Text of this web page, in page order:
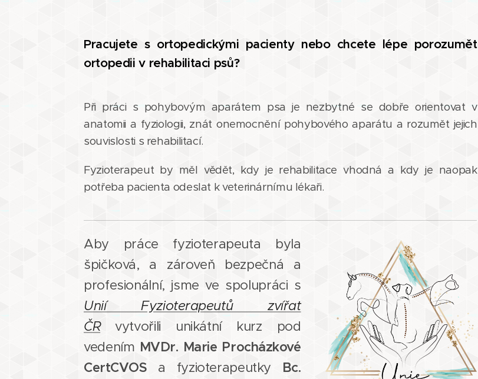
Pracujete s ortopedickými pacienty nebo chcete lépe porozumět
ortopedii v rehabilitaci psů?
Při práci s pohybovým aparátem psa je nezbytné se dobře orientovat v
anatomii a fyziologii, znát onemocnění pohybového aparátu a rozumět jejich
souvislosti s rehabilitací.
Fyzioterapeut by měl vědět, kdy je rehabilitace vhodná a kdy je naopak
potřeba pacienta odeslat k veterinárnímu lékaři.
Aby práce fyzioterapeuta byla
špičková, a zároveň bezpečná a
profesionální, jsme ve spolupráci s
Unií Fyzioterapeutů zvířat
ČRvytvořili unikátní kurz pod
vedením MVDr. Marie Procházkové
CertCVOS a fyzioterapeutky Bc.